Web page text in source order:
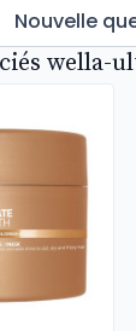
Nouvelle
wella-